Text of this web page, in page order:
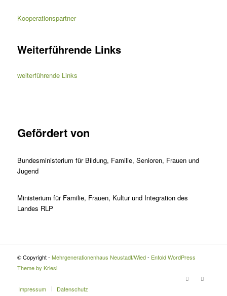
Kooperationspartner
Weiterführende Links
weiterführende Links
Gefördert von
Bundesministerium für Bildung, Familie, Senioren, Frauen und
Jugend
Ministerium für Familie, Frauen, Kultur und Integration des
Landes RLP
© Copyright - Mehrgenerationenhaus Neustadt/Wied- Enfold WordPress
Theme by Kriesi
Impressum Datenschutz